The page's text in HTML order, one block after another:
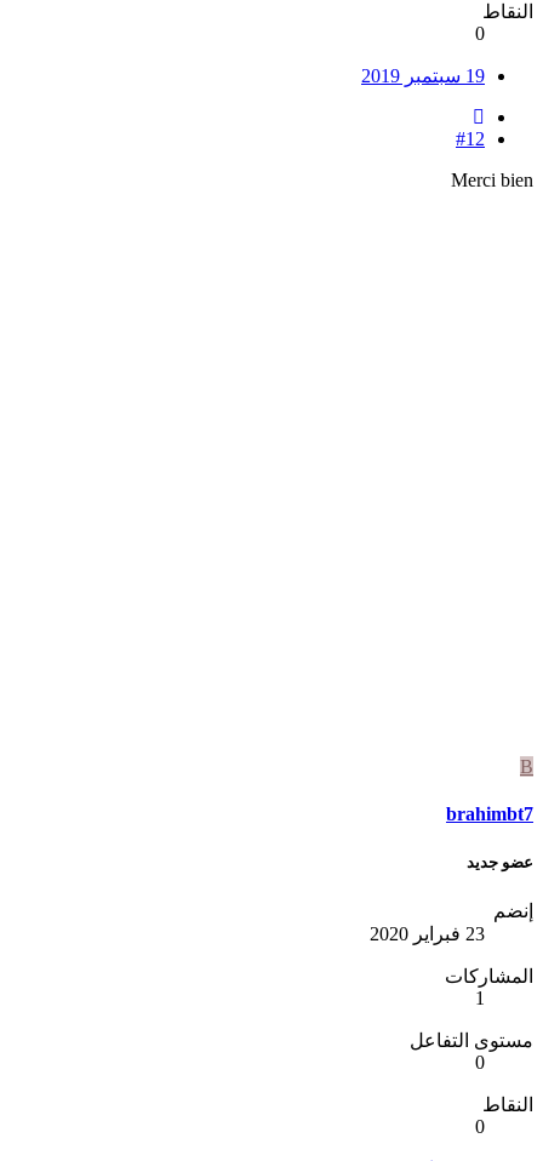
النقاط
0
19 سبتمبر 2019
#12
Merci bien
B
brahimbt7
عضو جديد
إنضم
23 فبراير 2020
المشاركات
1
مستوى التفاعل
0
النقاط
0